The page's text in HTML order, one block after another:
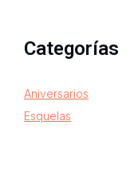
Categorías
Aniversarios
Esquelas